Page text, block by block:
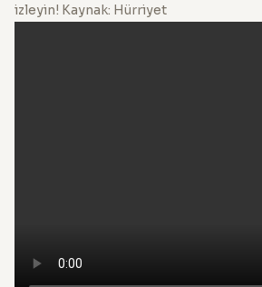
izleyin! Kaynak: Hürriyet